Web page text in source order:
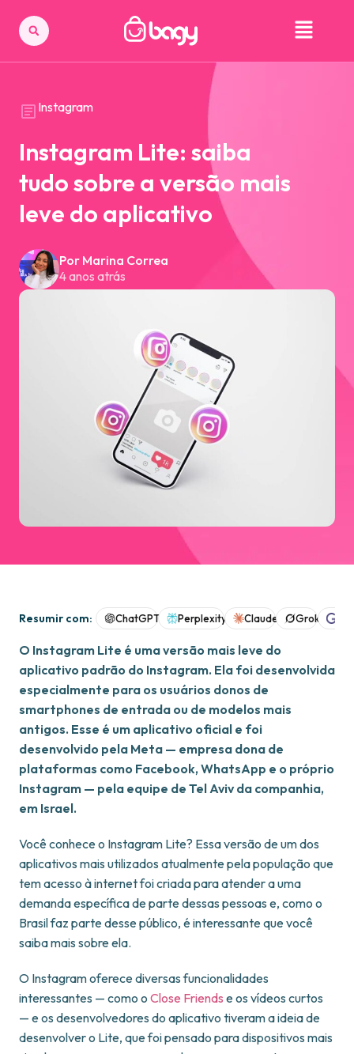
Instagram
Instagram Lite: saiba
tudo sobre a versão mais
leve do aplicativo
Por Marina Correa
4 anos atrás
Resumir com: ChatGPT Perplexity Claude Grok
O Instagram Lite é uma versão mais leve do
aplicativo padrão do Instagram. Ela foi desenvolvida
especialmente para os usuários donos de
smartphones de entrada ou de modelos mais
antigos. Esse é um aplicativo oficial e foi
desenvolvido pela Meta — empresa dona de
plataformas como Facebook, WhatsApp e o próprio
Instagram — pela equipe de Tel Aviv da companhia,
em Israel.
Você conhece o Instagram Lite? Essa versão de um dos
aplicativos mais utilizados atualmente pela população que
tem acesso à internet foi criada para atender a uma
demanda específica de parte dessas pessoas e, como o
Brasil faz parte desse público, é interessante que você
saiba mais sobre ela.
O Instagram oferece diversas funcionalidades
interessantes — como o Close Friends e os vídeos curtos
— e os desenvolvedores do aplicativo tiveram a ideia de
desenvolver o Lite, que foi pensado para dispositivos mais